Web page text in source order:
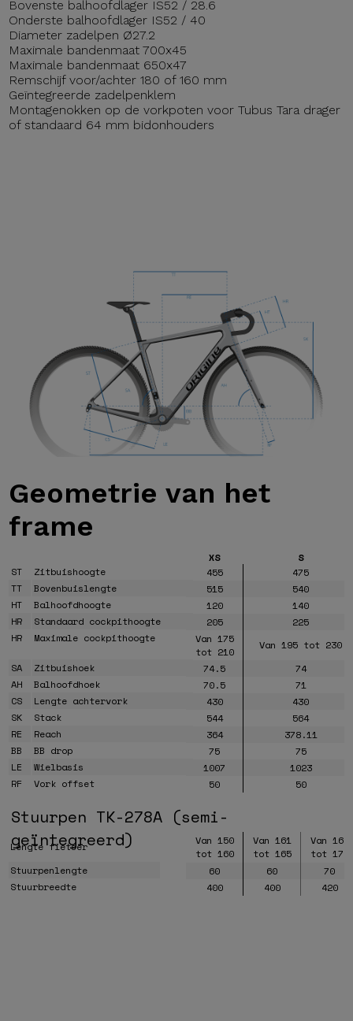
Bovenste balhoofdlager IS52 / 28.6
Onderste balhoofdlager IS52 / 40
Diameter zadelpen Ø27.2
Maximale bandenmaat 700x45
Maximale bandenmaat 650x47
Remschijf voor/achter 180 of 160 mm
Geïntegreerde zadelpenklem
Montagenokken op de vorkpoten voor Tubus Tara drager
of standaard 64 mm bidonhouders
Geometrie van het
frame
XS
S
ST
Zitbuishoogte 455
475
TT
Bovenbuislengte 515
540
HT
Balhoofdhoogte 120
140
HR
Standaard cockpithoogte 205
225
HR
Maximale cockpithoogte
Van 175
tot 210
Van 195 tot 230
SA
Zitbuishoek 74.5
74
AH
Balhoofdhoek 70.5
71
CS
Lengte achtervork 430
430
SK
Stack 544
564
RE
Reach 364
378.11
BB
BB drop 75
75
LE
Wielbasis 1007
1023
RF
Vork offset 50 50
Stuurpen TK-278A (semi-
geïntegreerd)
Lengte fietser
Van 150
tot 160
Van 161
tot 165
Van 166
tot 170
Stuurpenlengte
60 60
70
Stuurbreedte
400 400 420